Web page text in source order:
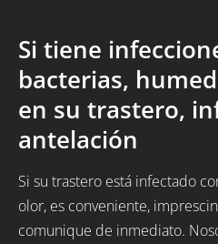
Si tiene
bacterias,
en su trastero,
antelación
Si su trastero está infectado
olor, es conveniente,
comunique de inmediato.